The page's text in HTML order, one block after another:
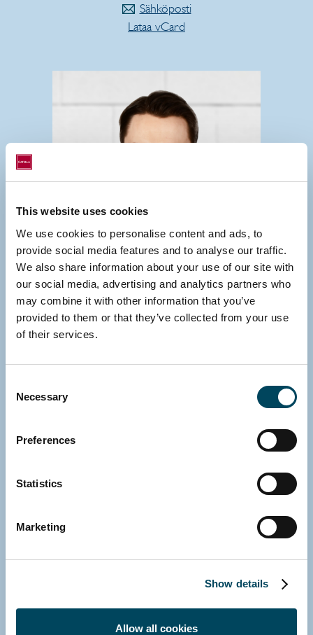
This website uses cookies
We use cookies to personalise content and ads, to
provide social media features and to analyse our traffic.
We also share information about your use of our site with
our social media, advertising and analytics partners who
may combine it with other information that you’ve
provided to them or that they’ve collected from your use
of their services.
Selection
Necessary
Preferences
Statistics
Marketing
Show details
Allow all cookies
Sähköposti
Lataa vCard